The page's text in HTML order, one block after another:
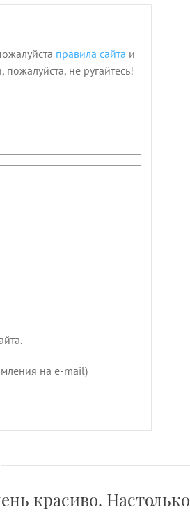
правила сайта и
не ругайтесь!
на e-mail)
красиво. Настолько